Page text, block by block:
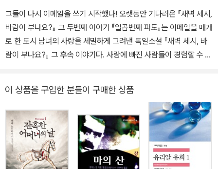
그들이 다시 이메일을 쓰기 시작했다! 오랫동안 기다려온 『새벽 세시,
바람이 부나요?』 그 두번째 이야기 『일곱번째 파도』는 이메일을 매개
로 한 도시 남녀의 사랑을 세밀하게 그려낸 독일소설 『새벽 세시, 바
람이 부나요?』 그 후속 이야기다. 사랑에 빠진 사람들이 경험할 수 있
로 에미와 레오, 그들의 사랑은 어떻게 되었는가’에 대한 이야기를 하
고 있다. 이 특별한 이메일 커플의 예민하고도 따뜻한 대화는 로맨틱
한 결말에 이를 때까지 독자들을 매혹하고 감동시킨다. 역시 처음부
터 끝까지 이메일로 이루어져 있는 소설은 전작의 감성적인 분위기를
고스란히 간직하고 있으며, 온라인과 오프라인을 넘나드는, 현실에
가까워진 주인공들의 이야기는 한층 더 쉽게 공감을 끌어낸다. 웹디
이 상품을 구입한 분들이 구매한 상품